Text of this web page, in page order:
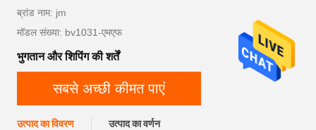
ब्रांड नाम: jm
मॉडल संख्या: bv1031-एमएफ
भुगतान और शिपिंग की शर्तें
सबसे अच्छी कीमत पाएं
उत्पाद का विवरण उत्पाद का वर्णन